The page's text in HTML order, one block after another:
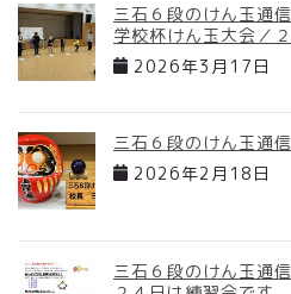
三石６段のけん玉
学校杯けん玉大会／
2026年3月17日
三石６段のけん玉
2026年2月18日
三石６段のけん玉